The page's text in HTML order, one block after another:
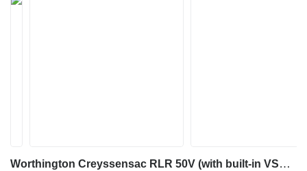
Worthington Creyssensac RLR 50V (with built-in VSD option)